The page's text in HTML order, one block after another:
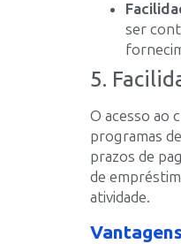
ser
5.
O acesso ao
programas
prazos de
de
atividade.